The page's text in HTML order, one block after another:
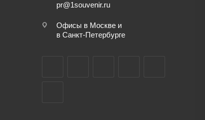
pr@1souvenir.ru
Офисы в Москве и
в Санкт-Петербурге